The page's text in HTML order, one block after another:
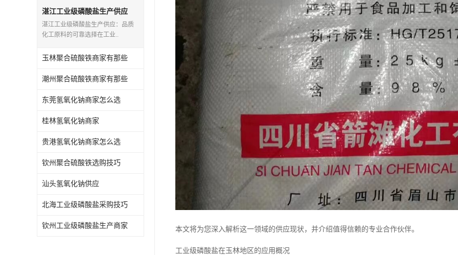
湛江工业级磷酸盐生产供应
湛江工业级磷酸盐生产供应：品质
化工原料的可靠选择在工业..
玉林聚合硫酸铁商家有那些
潮州聚合硫酸铁商家有那些
东莞氢氧化钠商家怎么选
桂林氢氧化钠商家
贵港氢氧化钠商家怎么选
钦州聚合硫酸铁选购技巧
汕头氢氧化钠供应
北海工业级磷酸盐采购技巧
钦州工业级磷酸盐生产商家 本文将为您深入解析这一领域的供应现状，并介绍值得信赖的专业合作伙伴。
工业级磷酸盐在玉林地区的应用概况